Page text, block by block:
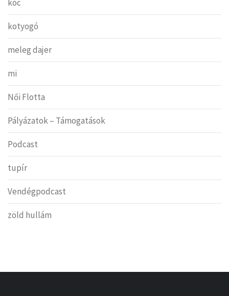
kóc
kotyogó
meleg dajer
mi
Női Flotta
Pályázatok – Támogatások
Podcast
tupír
Vendégpodcast
zöld hullám